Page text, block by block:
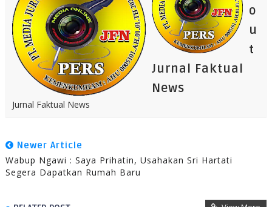
o
u
t
Jurnal Faktual
News
Jurnal Faktual News
Newer Article
Wabup Ngawi : Saya Prihatin, Usahakan Sri Hartati
Segera Dapatkan Rumah Baru